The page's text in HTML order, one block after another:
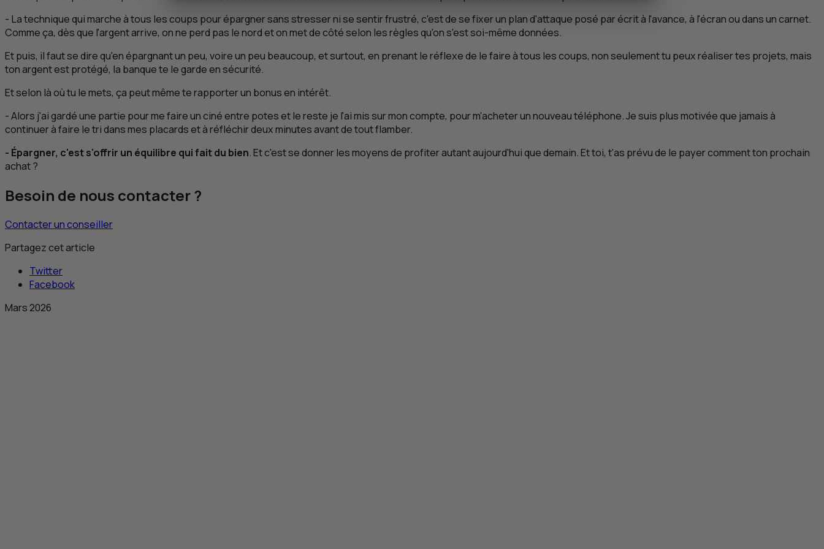
- La technique qui marche à tous les coups pour épargner sans stresser ni se sentir frustré, c'est de se fixer un plan d'attaque posé par écrit à l'avance, à l'écran ou dans un carnet.
Comme ça, dès que l'argent arrive, on ne perd pas le nord et on met de côté selon les règles qu'on s'est soi-même données.
Et puis, il faut se dire qu'en épargnant un peu, voire un peu beaucoup, et surtout, en prenant le réflexe de le faire à tous les coups, non seulement tu peux réaliser tes projets, mais
ton argent est protégé, la banque te le garde en sécurité.
Et selon là où tu le mets, ça peut même te rapporter un bonus en intérêt.
- Alors j'ai gardé une partie pour me faire un ciné entre potes et le reste je l'ai mis sur mon compte, pour m'acheter un nouveau téléphone. Je suis plus motivée que jamais à
continuer à faire le tri dans mes placards et à réfléchir deux minutes avant de tout flamber.
- Épargner, c'est s'offrir un équilibre qui fait du bien. Et c'est se donner les moyens de profiter autant aujourd'hui que demain. Et toi, t'as prévu de le payer comment ton prochain
achat ?
Besoin de nous contacter ?
Contacter un conseiller
Partagez cet article
Twitter
Facebook
Mars 2026